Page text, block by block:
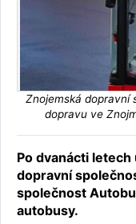
Znojemská dopravní
dopravu ve
Po dvanácti
dopravní
společnost
autobusy.